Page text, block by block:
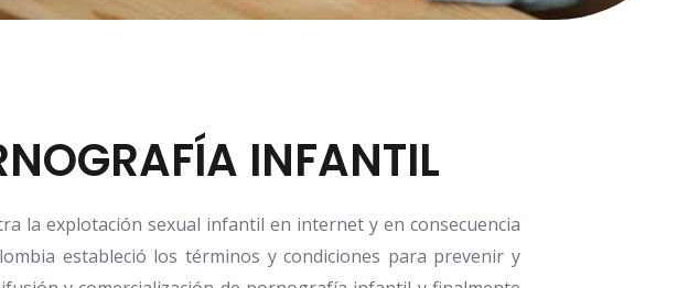
INFANTIL
la explotación sexual infantil en internet y en consecuencia
estableció los términos y condiciones para prevenir y